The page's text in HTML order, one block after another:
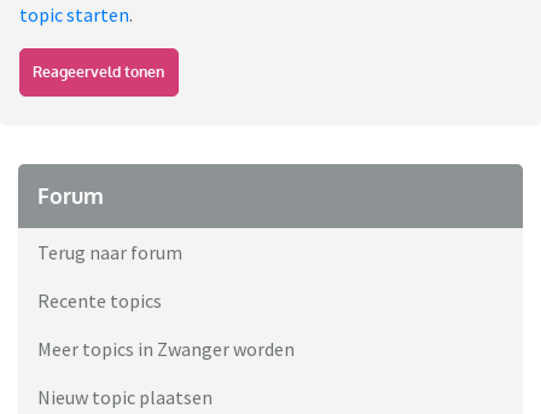
topic starten.
Reageerveld tonen
Forum
Terug naar forum
Recente topics
Meer topics in Zwanger worden
Nieuw topic plaatsen